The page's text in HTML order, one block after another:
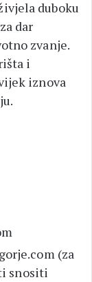
duboku
dar
zvanje.
i
iznova
(za
snositi